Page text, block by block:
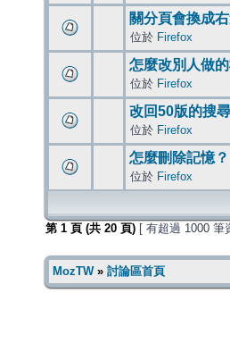
關分頁會換成
位於 Firefox
怎麼改別人做
位於 Firefox
改回50版的搜
位於 Firefox
怎麼刪除記憶？
位於 Firefox
第 1 頁 (共 20 頁) [ 有超過 1000 筆
MozTW» 討論區首頁